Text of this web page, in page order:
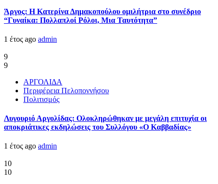
Άργος: Η Κατερίνα Δημακοπούλου ομιλήτρια στο συνέδριο
“Γυναίκα: Πολλαπλοί Ρόλοι, Μια Ταυτότητα”
1 έτος ago admin
9
9
ΑΡΓΟΛΙΔΑ
Περιφέρεια Πελοποννήσου
Πολιτισμός
Λυγουριό Αργολίδας: Ολοκληρώθηκαν με μεγάλη επιτυχία οι
αποκριάτικες εκδηλώσεις του Συλλόγου «Ο Καββαδίας»
1 έτος ago admin
10
10